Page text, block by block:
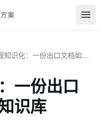
海外法规知识化：一份出口文档如何在企业知识库里"活"起来
一份出口
识库